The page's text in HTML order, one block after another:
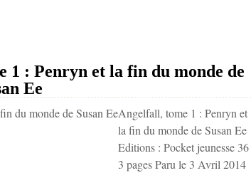
: Penryn et la fin du monde de
Ee
Angelfall, tome 1 : Penryn et
la fin du monde de Susan Ee
Editions : Pocket jeunesse 36
3 pages Paru le 3 Avril 2014